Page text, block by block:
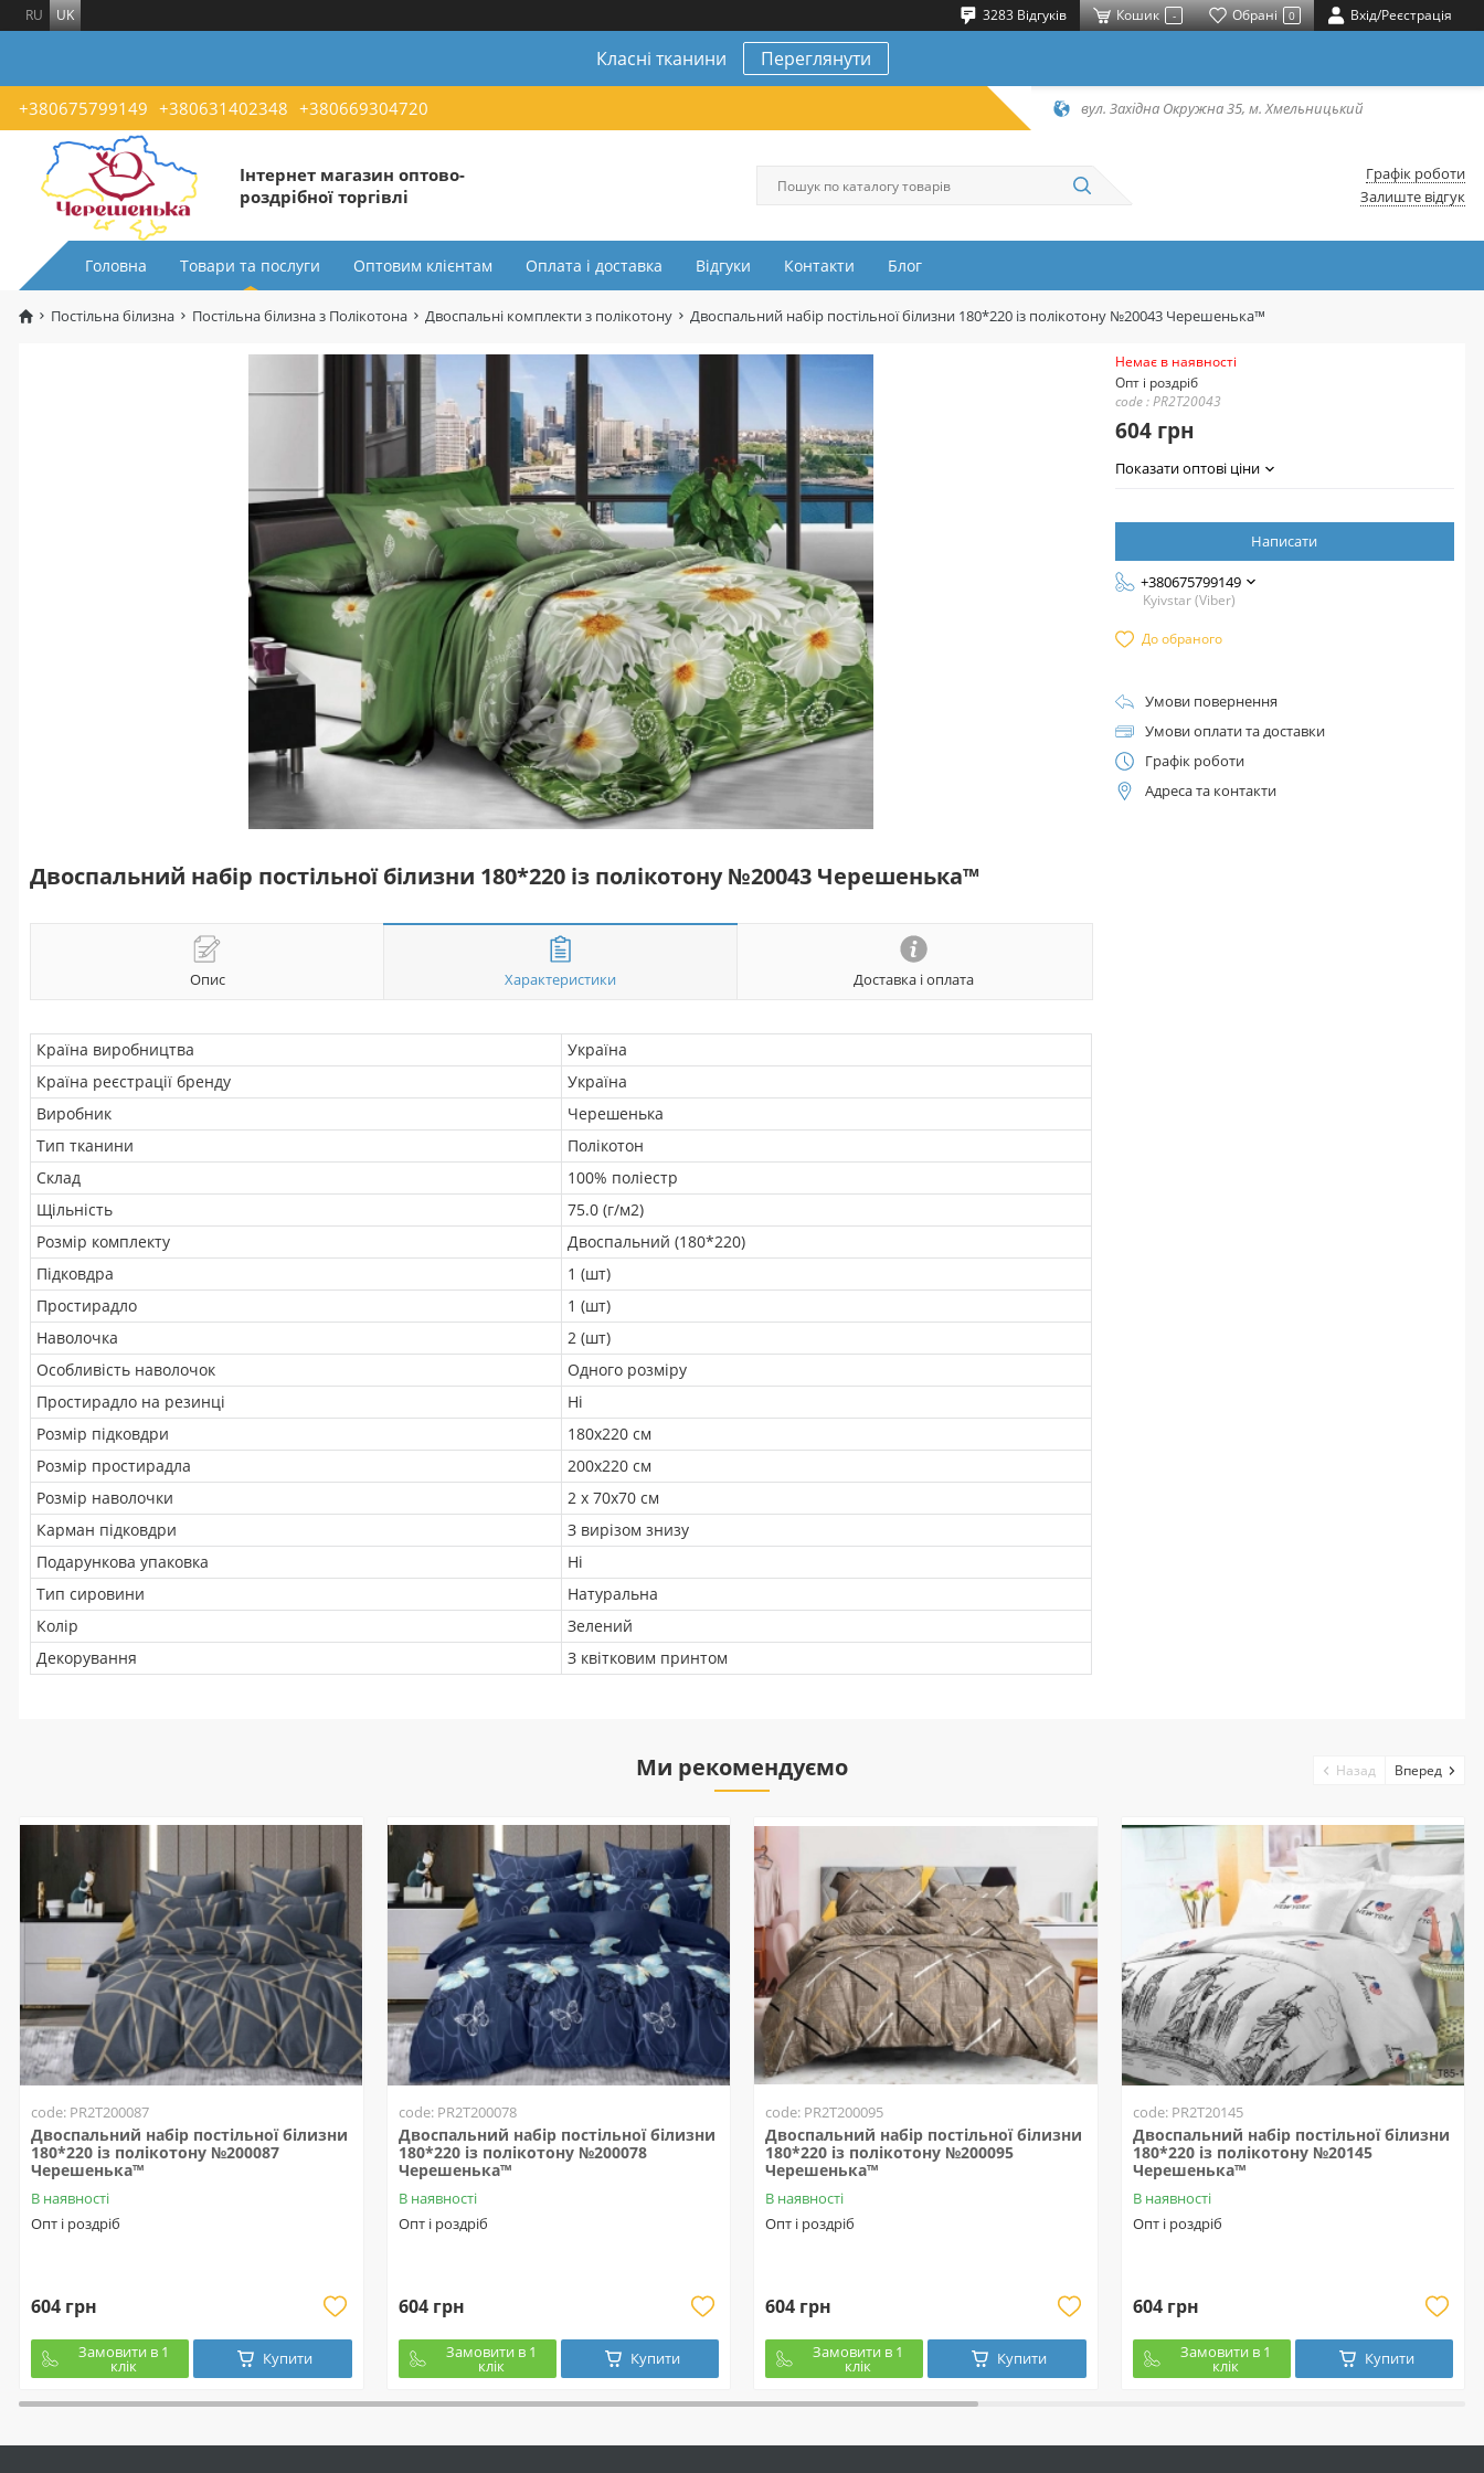
RU UK 3283 Відгуків Кошик - Обрані 0 Вхід/Реєстрація
Класні тканини Переглянути
+380675799149 +380631402348 +380669304720 вул. Західна Окружна 35, м. Хмельницький
Інтернет магазин оптово-
роздрібної торгівлі
Графік роботи
Залиште відгук
Головна Товари та послуги Оптовим клієнтам Оплата і доставка Відгуки Контакти Блог
Постільна білизна Постільна білизна з Полікотона Двоспальні комплекти з полікотону Двоспальний набір постільної білизни 180*220 із полікотону №20043 Черешенька™
Двоспальний набір постільної білизни 180*220 із полікотону №20043 Черешенька™
Опис Характеристики Доставка і оплата
Країна виробництва
Україна
Країна реєстрації бренду
Україна
Виробник
Черешенька
Тип тканини
Полікотон
Склад
100% поліестр
Щільність
75.0 (г/м2)
Розмір комплекту
Двоспальний (180*220)
Підковдра
1 (шт)
Простирадло
1 (шт)
Наволочка
2 (шт)
Особливість наволочок
Одного розміру
Простирадло на резинці
Ні
Розмір підковдри
180х220 см
Розмір простирадла
200х220 см
Розмір наволочки
2 х 70х70 см
Карман підковдри
З вирізом знизу
Подарункова упаковка
Ні
Тип сировини
Натуральна
Колір
Зелений
Декорування
З квітковим принтом
Немає в наявності
Опт і роздріб
code : PR2T20043
604 грн
Показати оптові ціни
Написати
+380675799149
Kyivstar (Viber)
До обраного
Умови повернення
Умови оплати та доставки
Графік роботи
Адреса та контакти
Ми рекомендуємо
code: PR2T200087
Двоспальний набір постільної білизни
180*220 із полікотону №200087
Черешенька™
В наявності
Опт і роздріб
604 грн
Замовити в 1
клік Купити
code: PR2T200078
Двоспальний набір постільної білизни
180*220 із полікотону №200078
Черешенька™
В наявності
Опт і роздріб
604 грн
Замовити в 1
клік Купити
code: PR2T200095
Двоспальний набір постільної білизни
180*220 із полікотону №200095
Черешенька™
В наявності
Опт і роздріб
604 грн
Замовити в 1
клік Купити
code: PR2T20145
Двоспальний набір постільної білизни
180*220 із полікотону №20145
Черешенька™
В наявності
Опт і роздріб
604 грн
Замовити в 1
клік Купити
Назад Вперед